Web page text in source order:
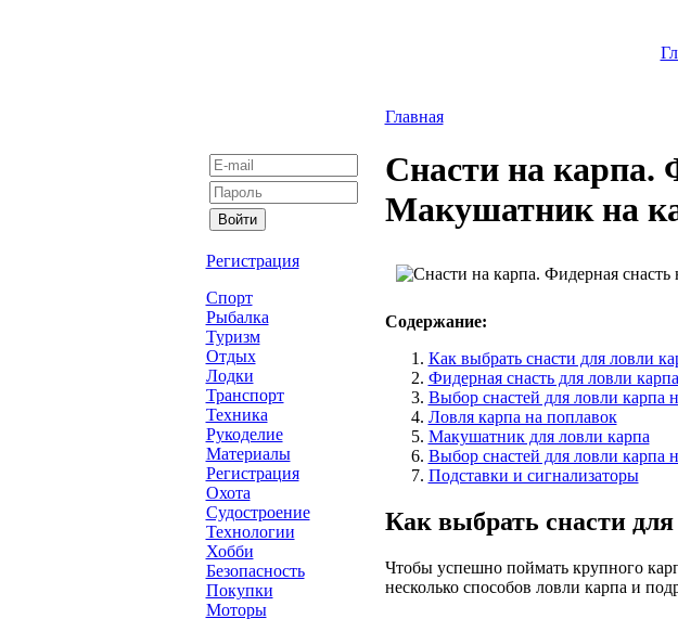
Регистрация
Спорт
Рыбалка
Туризм
Отдых
Лодки
Транспорт
Техника
Рукоделие
Материалы
Регистрация
Охота
Судостроение
Технологии
Хобби
Безопасность
Покупки
Моторы
Главная
Снасти на карпа.
Макушатник на
Содержание:
Как выбрать снасти для ловли
Фидерная снасть для ловли карпа
Выбор снастей для ловли карпа
Ловля карпа на поплавок
Макушатник для ловли карпа
Выбор снастей для ловли карпа
Подставки и сигнализаторы
Как выбрать снасти
Чтобы успешно поймать крупного
несколько способов ловли карпа и